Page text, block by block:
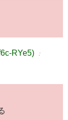
RYe5) ：